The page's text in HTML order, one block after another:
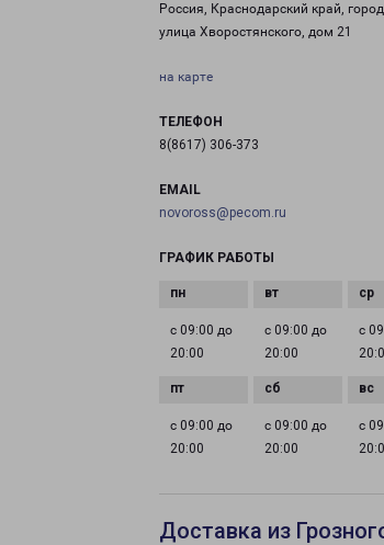
Россия, Краснодарский край,
улица Хворостянского, дом 21
на карте
ТЕЛЕФОН
8(8617) 306-373
EMAIL
novoross@pecom.ru
ГРАФИК РАБОТЫ
с 09:00 до
20:00
с 09:00 до
20:00
с
с 09:00 до
20:00
с 09:00 до
20:00
с
Доставка из